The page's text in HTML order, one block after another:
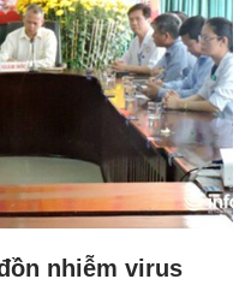
nhiễm virus